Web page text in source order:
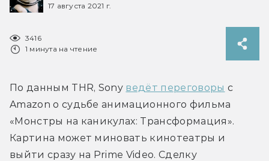
17 августа 2021 г.
3416
1 минута на чтение
По данным THR, Sony ведёт переговоры с
Amazon о судьбе анимационного фильма
«Монстры на каникулах: Трансформация».
Картина может миновать кинотеатры и
выйти сразу на Prime Video. Сделку